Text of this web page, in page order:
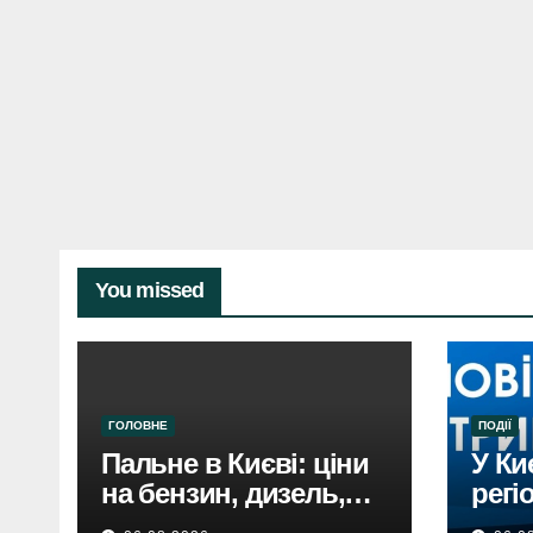
You missed
ГОЛОВНЕ
Пальне в Києві: ціни
на бензин, дизель,
газ 5 серпня. Не
ПОДІЇ
У